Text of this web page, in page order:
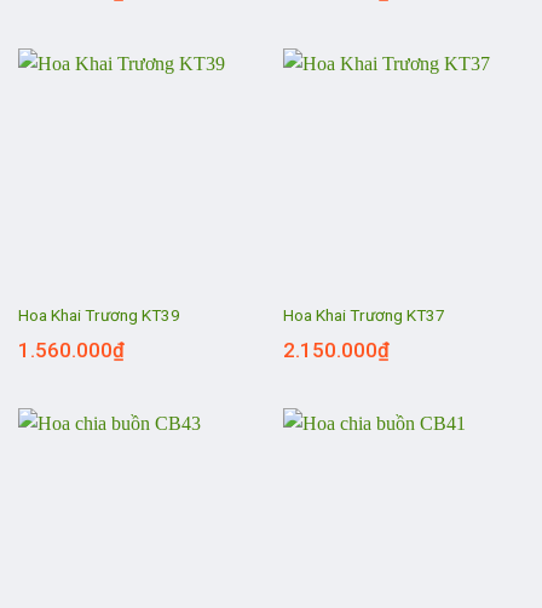
Hoa Khai Trương KT39
1.560.000₫
Hoa Khai Trương KT37
2.150.000₫